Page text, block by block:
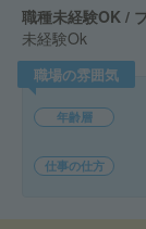
職種未経験OK /
未経験Ok
職場の雰囲気
年齢層
仕事の仕方